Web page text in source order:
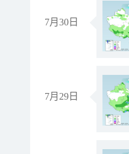
7月30日
7月29日